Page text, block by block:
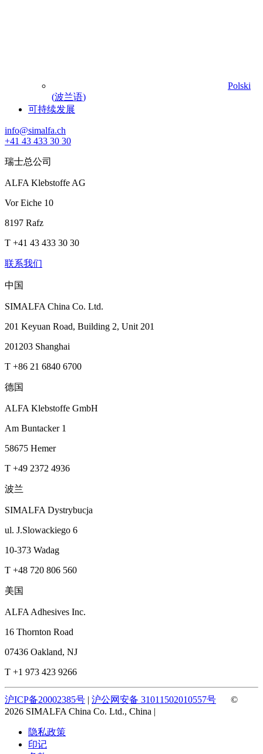
Polski
(波兰语)
可持续发展
info@simalfa.ch
+41 43 433 30 30
瑞士总公司
ALFA Klebstoffe AG
Vor Eiche 10
8197 Rafz
T +41 43 433 30 30
联系我们
中国
SIMALFA China Co. Ltd.
201 Keyuan Road, Building 2, Unit 201
201203 Shanghai
T +86 21 6840 6700
德国
ALFA Klebstoffe GmbH
Am Buntacker 1
58675 Hemer
T +49 2372 4936
波兰
SIMALFA Dystrybucja
ul. J.Slowackiego 6
10-373 Wadag
T +48 720 806 560
美国
ALFA Adhesives Inc.
16 Thornton Road
07436 Oakland, NJ
T +1 973 423 9266
沪ICP备20002385号 | 沪公网安备 31011502010557号
©
2026 SIMALFA China Co. Ltd., China |
隐私政策
印记